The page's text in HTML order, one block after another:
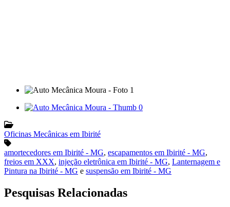
Oficinas Mecânicas em Ibirité
amortecedores em Ibirité - MG, escapamentos em Ibirité - MG,
freios em XXX, injeção eletrônica em Ibirité - MG, Lanternagem e
Pintura na Ibirité - MG e suspensão em Ibirité - MG
Pesquisas Relacionadas